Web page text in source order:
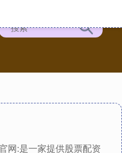
网:是一家提供股票配资